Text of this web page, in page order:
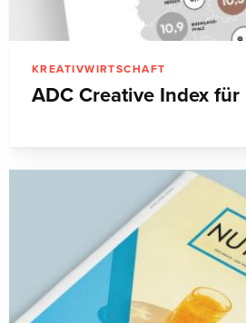
KREATIVWIRTSCHAFT
ADC Creative Index